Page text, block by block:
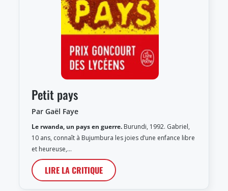
Petit pays
Par Gaël Faye
Le rwanda, un pays en guerre. Burundi, 1992. Gabriel,
10 ans, connaît à Bujumbura les joies d’une enfance libre
et heureuse,…
LIRE LA CRITIQUE